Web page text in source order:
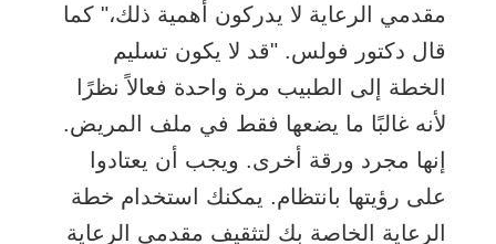
مقدمي الرعاية لا يدركون أهمية ذلك،" كما
قال دكتور فولس. "قد لا يكون تسليم
الخطة إلى الطبيب مرة واحدة فعالاً نظرًا
لأنه غالبًا ما يضعها فقط في ملف المريض.
إنها مجرد ورقة أخرى. ويجب أن يعتادوا
على رؤيتها بانتظام. يمكنك استخدام خطة
الرعاية الخاصة بك لتثقيف مقدمي الرعاية